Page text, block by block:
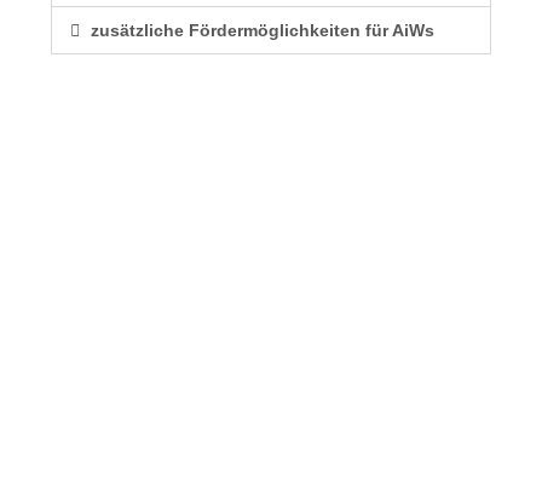
zusätzliche Fördermöglichkeiten für AiWs